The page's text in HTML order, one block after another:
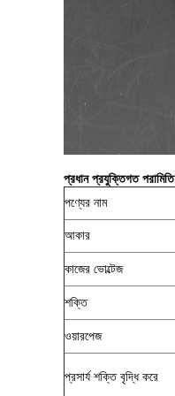
প্রধান প্রযুক্তিগত পরামিতি
পণ্যের নাম
আকার
কাজের ভোল্টেজ
শক্তি
ওয়ারপেজ
প্রসার্য শক্তি বৃদ্ধি করে